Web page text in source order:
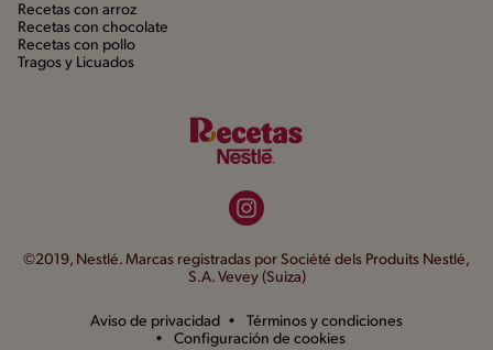
Recetas con arroz
Recetas con chocolate
Recetas con pollo
Tragos y Licuados
©2019, Nestlé. Marcas registradas por Société dels Produits Nestlé,
S.A. Vevey (Suiza)
Aviso de privacidad
Términos y condiciones
Configuración de cookies